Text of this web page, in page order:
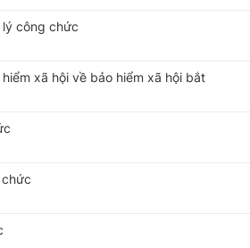
công chức
xã hội về bảo hiểm xã hội bắt